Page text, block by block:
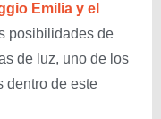
Emilia y el
posibilidades de
de luz, uno de los
dentro de este